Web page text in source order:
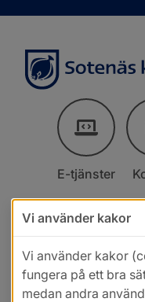
E-tjänster
Vi använder kakor
Vi använder kakor
fungera på ett bra
medan andra